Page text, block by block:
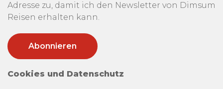
Adresse zu, damit ich den Newsletter von Dimsum
Reisen erhalten kann.
Cookies und Datenschutz